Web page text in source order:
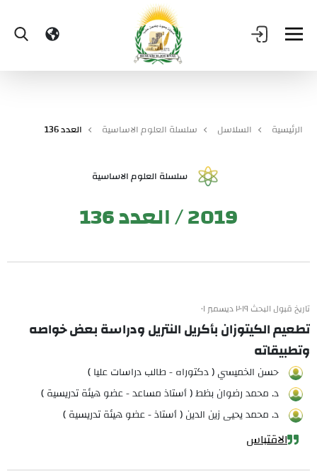
الرئيسية السلاسل سلسلة العلوم الاساسية العدد 136
سلسلة العلوم الاساسية
2019 / العدد 136
تاريخ قبول البحث ٢٠١٩ ديسمبر ٠١
تطعيم الكيتوزان بأكريل النتريل ودراسة بعض خواصه
وتطبيقاته
حسن الخميسي ( دكتوراه - طالب دراسات عليا )
د. محمد رضوان بظط ( أستاذ مساعد - عضو هيئة تدريسية )
د. محمد يحيى زين الدين ( أستاذ - عضو هيئة تدريسية )
الاقتباس